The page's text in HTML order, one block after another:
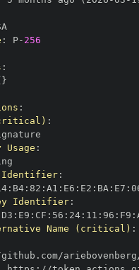
: P- 256
:
}
:
:
Usage :
Identifier:
: B4: 82 : A1 : E6 : E2 : BA : E7 :
Identifier:
D3 : E9 : CF : 56 : 24: 11 : 96 : F9 :
Name (critical) :